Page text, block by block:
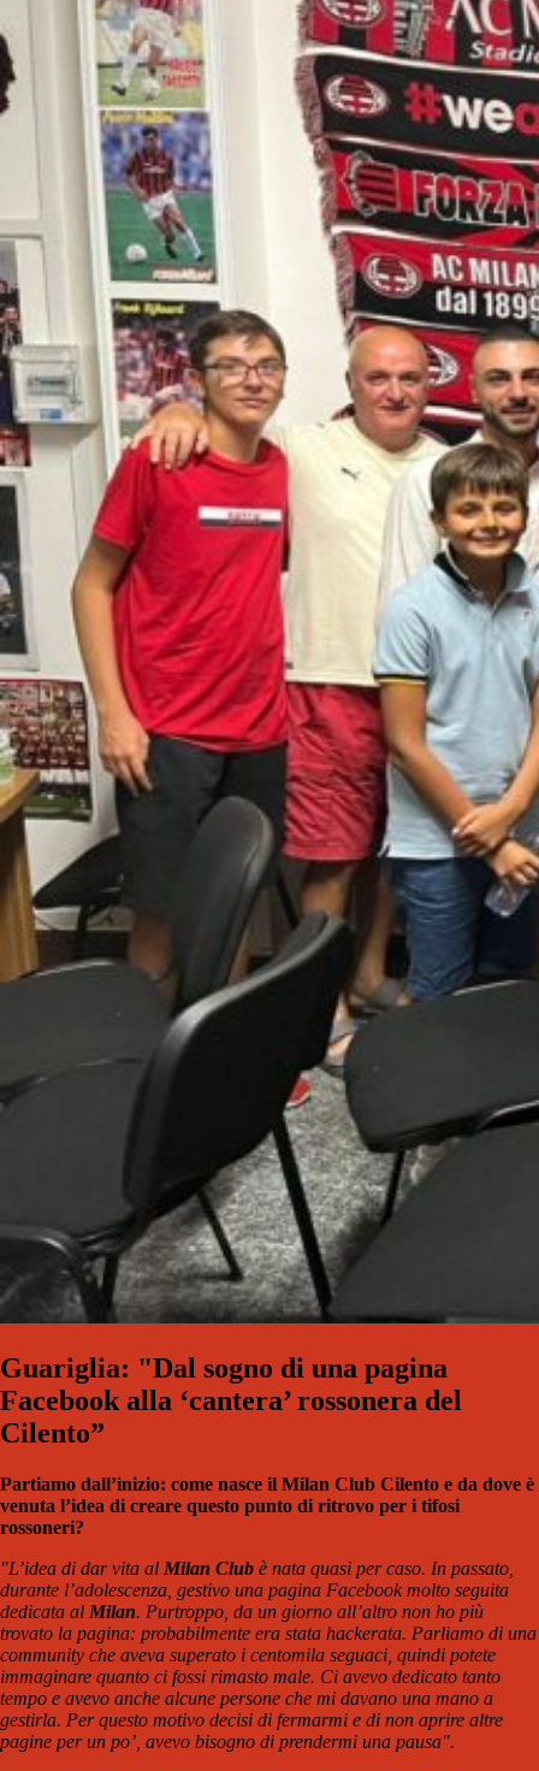
Guariglia: "Dal sogno di una pagina
Facebook alla ‘cantera’ rossonera del
Cilento”
Partiamo dall’inizio: come nasce il Milan Club Cilento e da dove è
venuta l’idea di creare questo punto di ritrovo per i tifosi
rossoneri?
"L’idea di dar vita al Milan Club è nata quasi per caso. In passato,
durante l’adolescenza, gestivo una pagina Facebook molto seguita
dedicata al Milan. Purtroppo, da un giorno all’altro non ho più
trovato la pagina: probabilmente era stata hackerata. Parliamo di una
community che aveva superato i centomila seguaci, quindi potete
immaginare quanto ci fossi rimasto male. Ci avevo dedicato tanto
tempo e avevo anche alcune persone che mi davano una mano a
gestirla. Per questo motivo decisi di fermarmi e di non aprire altre
pagine per un po’, avevo bisogno di prendermi una pausa".